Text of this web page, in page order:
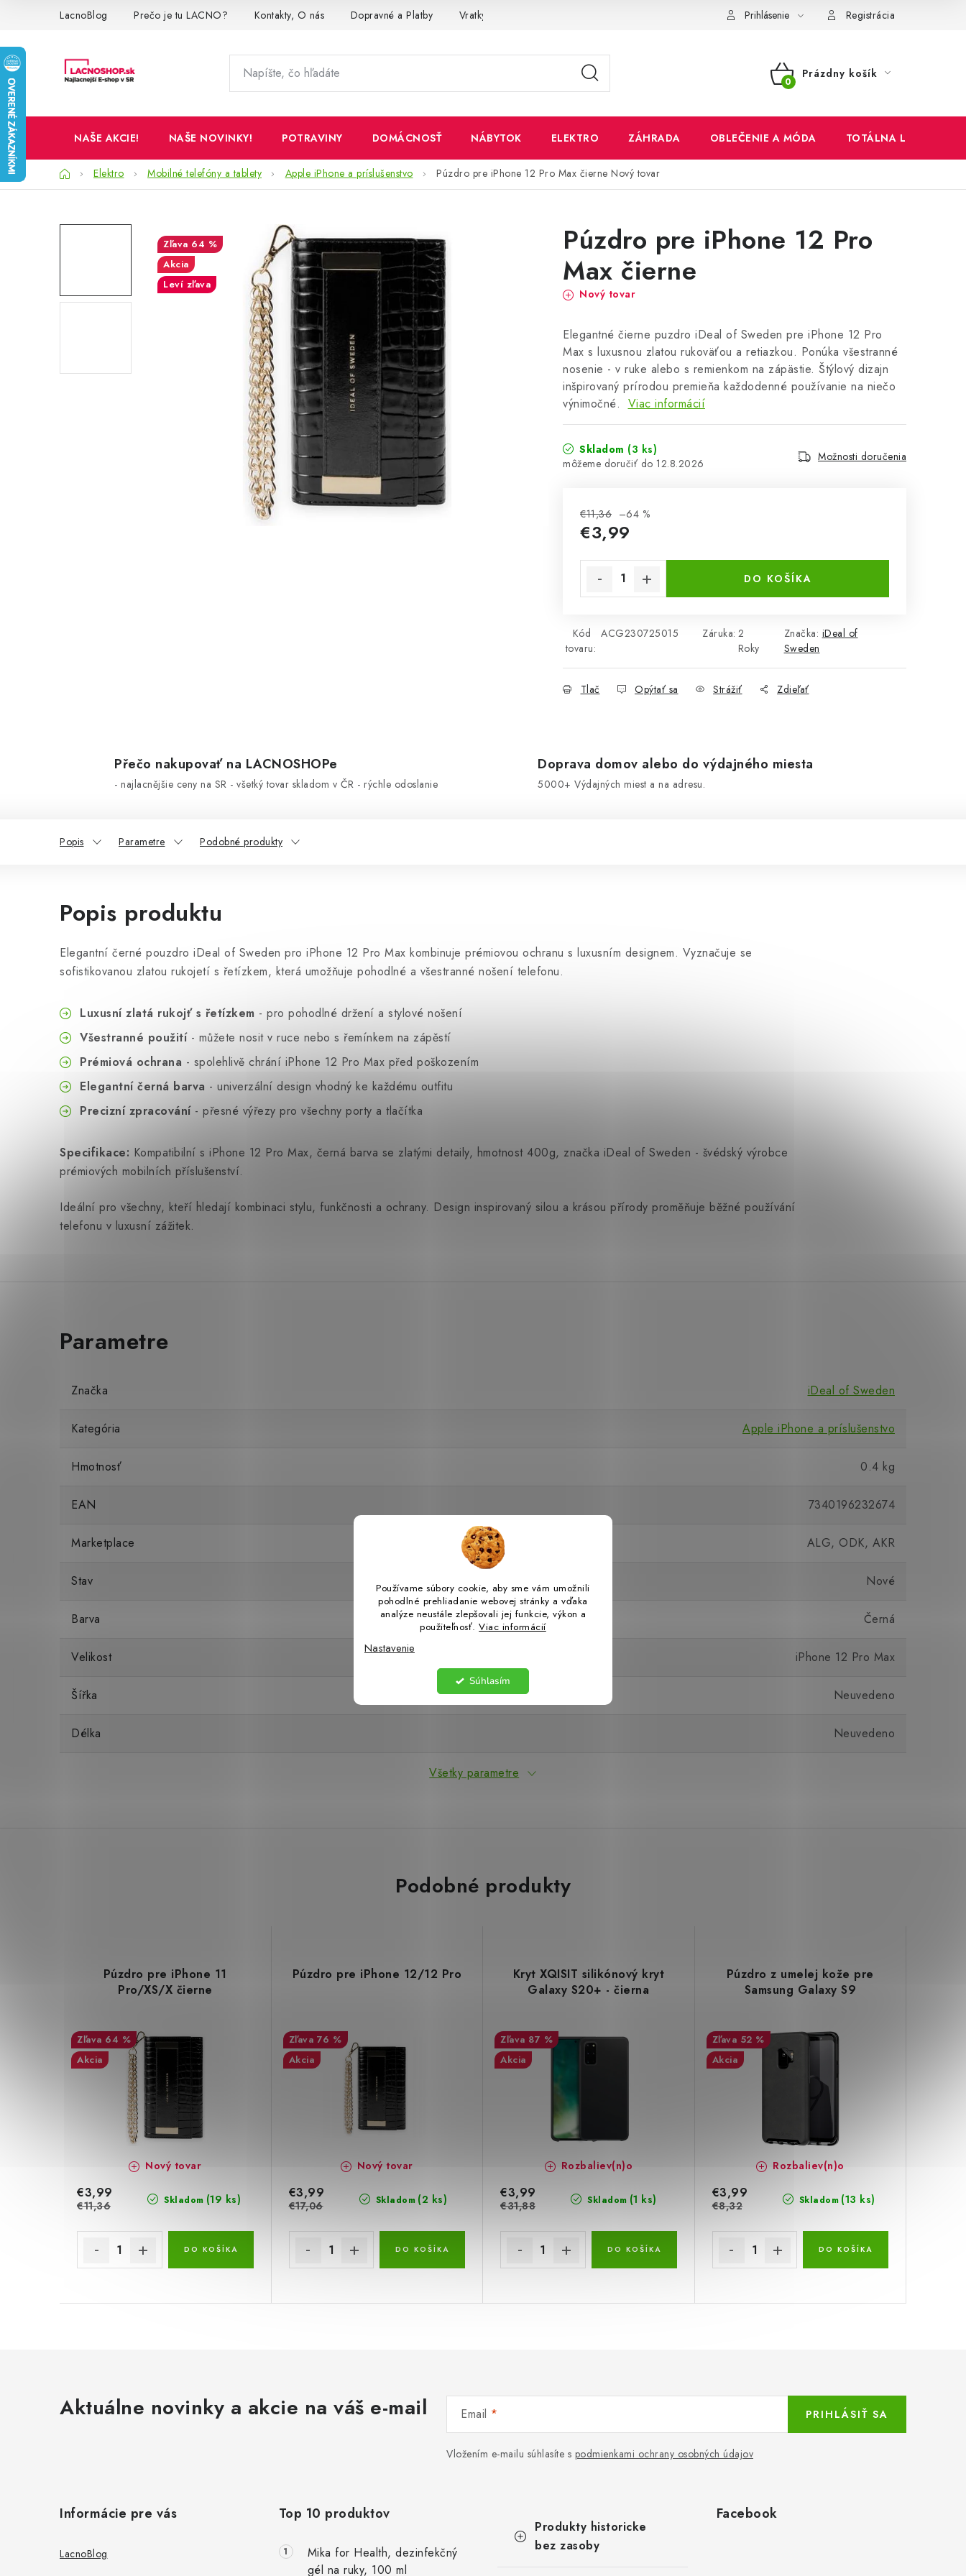
Používame súbory cookie, aby sme vám umožnili
pohodlné prehliadanie webovej stránky a vďaka
analýze neustále zlepšovali jej funkcie, výkon a
použiteľnosť.Viac informácií
Nastavenie
Súhlasím
LacnoBlog Prečo je tu LACNO? Kontakty, O nás Dopravné a Platby Vratky a Reklamácie Ochrana osobných údajov Reklamačný poriadok
Prihlásenie Registrácia
NÁKUPNÝ
Prázdny košík
NAŠE AKCIE! NAŠE NOVINKY! POTRAVINY DOMÁCNOSŤ NÁBYTOK ELEKTRO ZÁHRADA OBLEČENIE A MÓDA TOTÁLNA LIKVIDÁCIA
DomovElektro Mobilné telefóny a tablety Apple iPhone a príslušenstvo Púzdro pre iPhone 12 Pro Max čierne Nový tovar
Púzdro pre iPhone 12 Pro
Max čierne
Nový tovar
Elegantné čierne puzdro iDeal of Sweden pre iPhone 12 Pro
Max s luxusnou zlatou rukoväťou a retiazkou. Ponúka všestranné
nosenie - v ruke alebo s remienkom na zápästie. Štýlový dizajn
inšpirovaný prírodou premieňa každodenné používanie na niečo
výnimočné. Viac informácií
Skladom (3 ks)
12.8.2026
Možnosti doručenia
€11,36 –64 %
€3,99
DO KOŠÍKA
Kód
tovaru:
ACG230725015 Záruka: 2
Roky
Značka: iDeal of
Sweden
Tlač Opýtať sa Strážiť Zdieľať
64 %
Akcia
Leví zľava
Přečo nakupovať na LACNOSHOPe
- najlacnějšie ceny na SR - všetký tovar skladom v ČR - rýchle odoslanie
Doprava domov alebo do výdajného miesta
5000+ Výdajných miest a na adresu.
Popis Parametre Podobné produkty
Popis produktu
Elegantní černé pouzdro iDeal of Sweden pro iPhone 12 Pro Max kombinuje prémiovou ochranu s luxusním designem. Vyznačuje se
sofistikovanou zlatou rukojetí s řetízkem, která umožňuje pohodlné a všestranné nošení telefonu.
Luxusní zlatá rukojť s řetízkem - pro pohodlné držení a stylové nošení
Všestranné použití- můžete nosit v ruce nebo s řemínkem na zápěstí
Prémiová ochrana - spolehlivě chrání iPhone 12 Pro Max před poškozením
Elegantní černá barva - univerzální design vhodný ke každému outfitu
Precizní zpracování- přesné výřezy pro všechny porty a tlačítka
Specifikace: Kompatibilní s iPhone 12 Pro Max, černá barva se zlatými detaily, hmotnost 400g, značka iDeal of Sweden - švédský výrobce
prémiových mobilních příslušenství.
Ideální pro všechny, kteří hledají kombinaci stylu, funkčnosti a ochrany. Design inspirovaný silou a krásou přírody proměňuje běžné používání
telefonu v luxusní zážitek.
Značka iDeal of Sweden
Kategória Apple iPhone a príslušenstvo
Hmotnosť 0.4 kg
EAN 7340196232674
Marketplace ALG, ODK, AKR
Stav Nové
Barva Černá
Velikost iPhone 12 Pro Max
Šířka Neuvedeno
Délka Neuvedeno
Všetky parametre
Podobné produkty
Púzdro pre iPhone 11
Pro/XS/X čierne
64 %
Akcia
Nový tovar
Skladom (19 ks)
€3,99
€11,36
DO KOŠÍKA
Púzdro pre iPhone 12/12 Pro
76 %
Akcia
Nový tovar
Skladom (2 ks)
€3,99
€17,06
DO KOŠÍKA
Kryt XQISIT silikónový kryt
Galaxy S20+ - čierna
87 %
Akcia
Rozbaliev(n)o
Skladom (1 ks)
€3,99
€31,88
DO KOŠÍKA
Púzdro z umelej kože pre
Samsung Galaxy S9
52 %
Akcia
Rozbaliev(n)o
Skladom (13 ks)
€3,99
€8,32
DO KOŠÍKA
Aktuálne novinky a akcie na váš e-mail Email
Vložením e-mailu súhlasíte s podmienkami ochrany osobných údajov
PRIHLÁSIŤ SA
Informácie pre vás
LacnoBlog
Top 10 produktov
Mika for Health, dezinfekčný
gél na ruky, 100 ml
kategórieProdukty historicke
bez zasoby
Facebook